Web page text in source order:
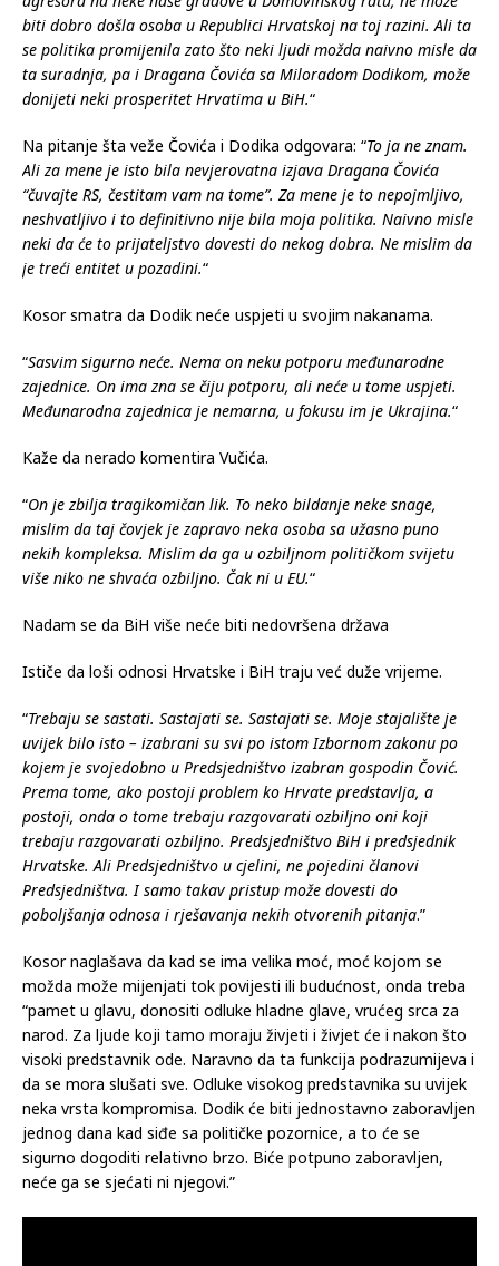
biti dobro došla osoba u Republici Hrvatskoj na toj razini. Ali ta
se politika promijenila zato što neki ljudi možda naivno misle da
ta suradnja, pa i Dragana Čovića sa Miloradom Dodikom, može
donijeti neki prosperitet Hrvatima u BiH.“
Na pitanje šta veže Čovića i Dodika odgovara: “To ja ne znam.
Ali za mene je isto bila nevjerovatna izjava Dragana Čovića
“čuvajte RS, čestitam vam na tome”. Za mene je to nepojmljivo,
neshvatljivo i to definitivno nije bila moja politika. Naivno misle
neki da će to prijateljstvo dovesti do nekog dobra. Ne mislim da
je treći entitet u pozadini.“
Kosor smatra da Dodik neće uspjeti u svojim nakanama.
“Sasvim sigurno neće. Nema on neku potporu međunarodne
zajednice. On ima zna se čiju potporu, ali neće u tome uspjeti.
Međunarodna zajednica je nemarna, u fokusu im je Ukrajina.“
Kaže da nerado komentira Vučića.
“On je zbilja tragikomičan lik. To neko bildanje neke snage,
mislim da taj čovjek je zapravo neka osoba sa užasno puno
nekih kompleksa. Mislim da ga u ozbiljnom političkom svijetu
više niko ne shvaća ozbiljno. Čak ni u EU.“
Nadam se da BiH više neće biti nedovršena država
Ističe da loši odnosi Hrvatske i BiH traju već duže vrijeme.
“Trebaju se sastati. Sastajati se. Sastajati se. Moje stajalište je
uvijek bilo isto – izabrani su svi po istom Izbornom zakonu po
kojem je svojedobno u Predsjedništvo izabran gospodin Čović.
Prema tome, ako postoji problem ko Hrvate predstavlja, a
postoji, onda o tome trebaju razgovarati ozbiljno oni koji
trebaju razgovarati ozbiljno. Predsjedništvo BiH i predsjednik
Hrvatske. Ali Predsjedništvo u cjelini, ne pojedini članovi
Predsjedništva. I samo takav pristup može dovesti do
poboljšanja odnosa i rješavanja nekih otvorenih pitanja.”
Kosor naglašava da kad se ima velika moć, moć kojom se
možda može mijenjati tok povijesti ili budućnost, onda treba
“pamet u glavu, donositi odluke hladne glave, vrućeg srca za
narod. Za ljude koji tamo moraju živjeti i živjet će i nakon što
visoki predstavnik ode. Naravno da ta funkcija podrazumijeva i
da se mora slušati sve. Odluke visokog predstavnika su uvijek
neka vrsta kompromisa. Dodik će biti jednostavno zaboravljen
jednog dana kad siđe sa političke pozornice, a to će se
sigurno dogoditi relativno brzo. Biće potpuno zaboravljen,
neće ga se sjećati ni njegovi.”